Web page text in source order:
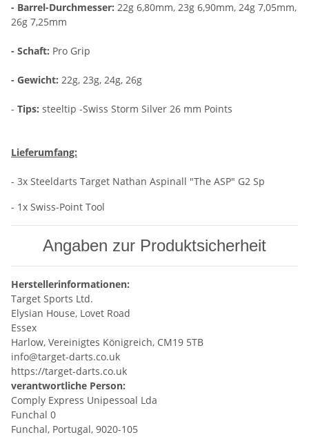
- Barrel-Durchmesser: 22g 6,80mm, 23g 6,90mm, 24g 7,05mm,
26g 7,25mm
- Schaft: Pro Grip
- Gewicht: 22g, 23g, 24g, 26g
- Tips: steeltip -Swiss Storm Silver 26 mm Points
Lieferumfang:
- 3x Steeldarts Target Nathan Aspinall "The ASP" G2 Sp
- 1x Swiss-Point Tool
Angaben zur Produktsicherheit
Herstellerinformationen:
Target Sports Ltd.
Elysian House, Lovet Road
Essex
Harlow, Vereinigtes Königreich, CM19 5TB
info@target-darts.co.uk
https://target-darts.co.uk
verantwortliche Person:
Comply Express Unipessoal Lda
Funchal 0
Funchal, Portugal, 9020-105